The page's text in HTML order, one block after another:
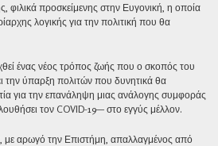
φιλικά προσκείμενης στην Ευγονική, η οποία
λογικής για την πολιτική που θα
ένας νέος τρόπος ζωής που ο σκοπός του
την ύπαρξη πολιτών που δυνητικά θα
για την επανάληψη μιας ανάλογης συμφοράς
τον COVID-19— στο εγγύς μέλλον.
με αρωγό την Επιστήμη, απαλλαγμένος από